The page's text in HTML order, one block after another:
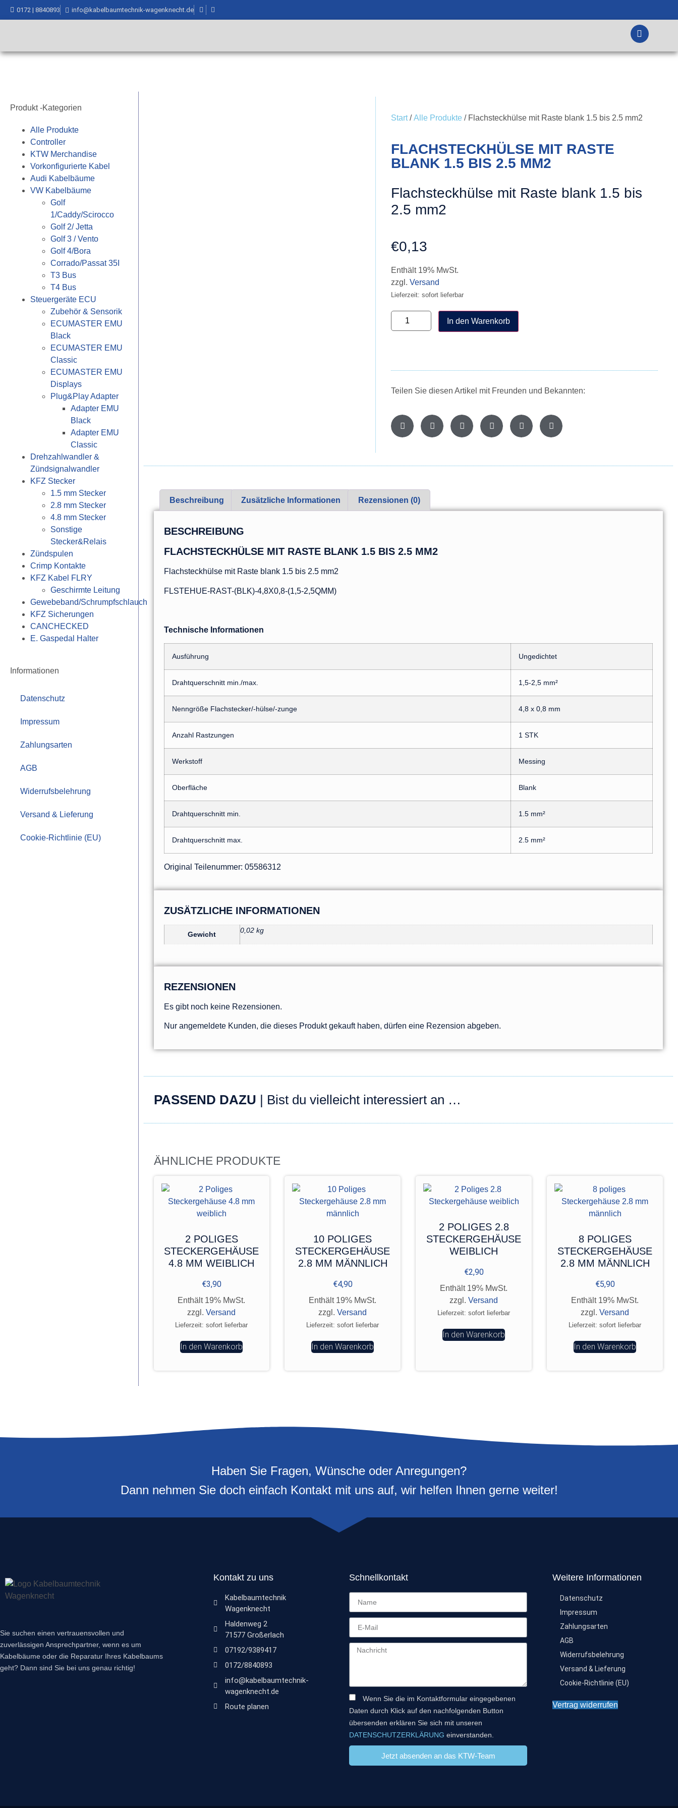
0172 | 8840893 info@kabelbaumtechnik-wagenknecht.de
Produkt -Kategorien
Alle Produkte
Controller
KTW Merchandise
Vorkonfigurierte Kabel
Audi Kabelbäume
VW Kabelbäume
Golf
1/Caddy/Scirocco
Golf 2/ Jetta
Golf 3 / Vento
Golf 4/Bora
Corrado/Passat 35I
T3 Bus
T4 Bus
Steuergeräte ECU
Zubehör & Sensorik
ECUMASTER EMU
Black
ECUMASTER EMU
Classic
ECUMASTER EMU
Displays
Plug&Play Adapter
Adapter EMU
Black
Adapter EMU
Classic
Drehzahlwandler &
Zündsignalwandler
KFZ Stecker
1.5 mm Stecker
2.8 mm Stecker
4.8 mm Stecker
Sonstige
Stecker&Relais
Zündspulen
Crimp Kontakte
KFZ Kabel FLRY
Geschirmte Leitung
Gewebeband/Schrumpfschlauch
KFZ Sicherungen
CANCHECKED
E. Gaspedal Halter
Informationen
Datenschutz
Impressum
Zahlungsarten
AGB
Widerrufsbelehrung
Versand & Lieferung
Cookie-Richtlinie (EU)
Start/Alle Produkte / Flachsteckhülse mit Raste blank 1.5 bis 2.5 mm2
FLACHSTECKHÜLSE MIT RASTE
BLANK 1.5 BIS 2.5 MM2
Flachsteckhülse mit Raste blank 1.5 bis
2.5 mm2
€0,13
Enthält 19% MwSt.
zzgl.Versand
Lieferzeit: sofort lieferbar
In den Warenkorb
Teilen Sie diesen Artikel mit Freunden und Bekannten:
Beschreibung Zusätzliche Informationen Rezensionen (0)
BESCHREIBUNG
FLACHSTECKHÜLSE MIT RASTE BLANK 1.5 BIS 2.5 MM2
Flachsteckhülse mit Raste blank 1.5 bis 2.5 mm2
FLSTEHUE-RAST-(BLK)-4,8X0,8-(1,5-2,5QMM)
Technische Informationen
Ausführung Ungedichtet
Drahtquerschnitt min./max. 1,5-2,5 mm²
Nenngröße Flachstecker/-hülse/-zunge 4,8 x 0,8 mm
Anzahl Rastzungen 1 STK
Werkstoff Messing
Oberfläche Blank
Drahtquerschnitt min. 1.5 mm²
Drahtquerschnitt max. 2.5 mm²
Original Teilenummer: 05586312
ZUSÄTZLICHE INFORMATIONEN
Gewicht 0,02 kg
REZENSIONEN
Es gibt noch keine Rezensionen.
Nur angemeldete Kunden, die dieses Produkt gekauft haben, dürfen eine Rezension abgeben.
PASSEND DAZU | Bist du vielleicht interessiert an …
ÄHNLICHE PRODUKTE
2 POLIGES
STECKERGEHÄUSE
4.8 MM WEIBLICH
€3,90
Enthält 19% MwSt.
zzgl.Versand
Lieferzeit: sofort lieferbar
In den Warenkorb
10 POLIGES
STECKERGEHÄUSE
2.8 MM MÄNNLICH
€4,90
Enthält 19% MwSt.
zzgl.Versand
Lieferzeit: sofort lieferbar
In den Warenkorb
2 POLIGES 2.8
STECKERGEHÄUSE
WEIBLICH
€2,90
Enthält 19% MwSt.
zzgl.Versand
Lieferzeit: sofort lieferbar
In den Warenkorb
8 POLIGES
STECKERGEHÄUSE
2.8 MM MÄNNLICH
€5,90
Enthält 19% MwSt.
zzgl.Versand
Lieferzeit: sofort lieferbar
In den Warenkorb
Haben Sie Fragen, Wünsche oder Anregungen?
Dann nehmen Sie doch einfach Kontakt mit uns auf, wir helfen Ihnen gerne weiter!
Sie suchen einen vertrauensvollen und
zuverlässigen Ansprechpartner, wenn es um
Kabelbäume oder die Reparatur Ihres Kabelbaums
geht? Dann sind Sie bei uns genau richtig!
Kontakt zu uns
Kabelbaumtechnik
Wagenknecht
Haldenweg 2
71577 Großerlach
07192/9389417
0172/8840893
info@kabelbaumtechnik-
wagenknecht.de
Route planen
Schnellkontakt
Wenn Sie die im Kontaktformular eingegebenen
Daten durch Klick auf den nachfolgenden Button
übersenden erklären Sie sich mit unseren
DATENSCHUTZERKLÄRUNG einverstanden.
Jetzt absenden an das KTW-Team
Weitere Informationen
Datenschutz
Impressum
Zahlungsarten
AGB
Widerrufsbelehrung
Versand & Lieferung
Cookie-Richtlinie (EU)
Vertrag widerrufen